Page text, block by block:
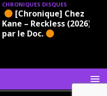
CHRONIQUES DISQUES
[Chronique] Chez
Kane – Reckless (2026)
par le Doc.